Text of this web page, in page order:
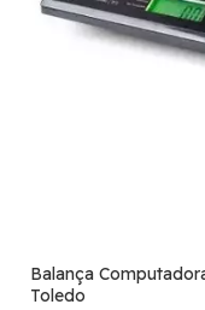
Balança
Toledo